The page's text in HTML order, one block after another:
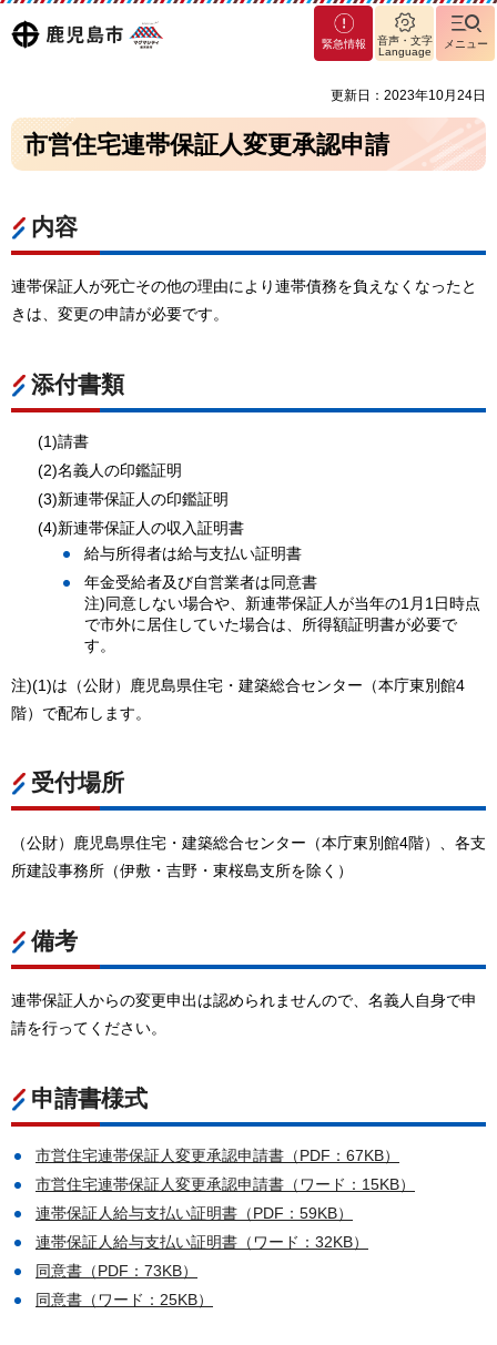
鹿児島
マグ
マシ
緊急情報
音声・文字
Language
メニュー
更新日：2023年10月24日
市営住宅連帯保証人変更承認申請
内容
連帯保証人が死亡その他の理由により連帯債務を負えなくなったと
きは、変更の申請が必要です。
添付書類
(1)請書
(2)名義人の印鑑証明
(3)新連帯保証人の印鑑証明
(4)新連帯保証人の収入証明書
給与所得者は給与支払い証明書
年金受給者及び自営業者は同意書
注)同意しない場合や、新連帯保証人が当年の1月1日時点
で市外に居住していた場合は、所得額証明書が必要で
す。
注)(1)は（公財）鹿児島県住宅・建築総合センター（本庁東別館4
階）で配布します。
受付場所
（公財）鹿児島県住宅・建築総合センター（本庁東別館4階）、各支
所建設事務所（伊敷・吉野・東桜島支所を除く）
備考
連帯保証人からの変更申出は認められませんので、名義人自身で申
請を行ってください。
申請書様式
市営住宅連帯保証人変更承認申請書（PDF：67KB）
市営住宅連帯保証人変更承認申請書（ワード：15KB）
連帯保証人給与支払い証明書（PDF：59KB）
連帯保証人給与支払い証明書（ワード：32KB）
同意書（PDF：73KB）
同意書（ワード：25KB）